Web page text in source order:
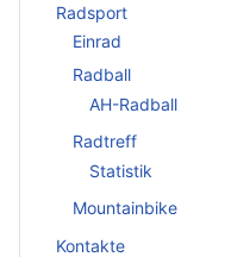
Radsport
Einrad
Radball
AH-Radball
Radtreff
Statistik
Mountainbike
Kontakte